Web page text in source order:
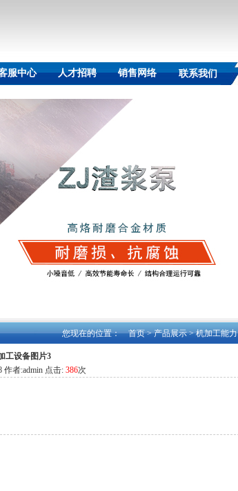
服中心 人才招聘 销售网络 联系我们
您现在的位置：首页>产品展示>机加工能力
工设备图片3
作者:admin 点击: 386次